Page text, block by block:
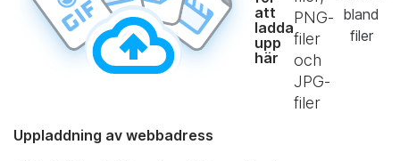
att
ladda
upp
här
PNG-
filer
och
JPG-
filer
bland
filer
Uppladdning av webbadress